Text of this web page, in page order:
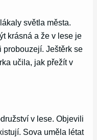
světla města.
krásná a že v lese je
probouzejí. Ještěrk se
učila, jak přežít v
v lese. Objevili
Sova uměla létat